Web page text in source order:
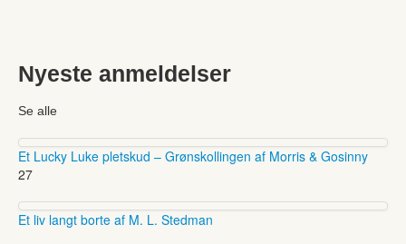
Nyeste anmeldelser
Se alle
Et Lucky Luke pletskud – Grønskollingen af Morris & Gosinny
27
Et liv langt borte af M. L. Stedman